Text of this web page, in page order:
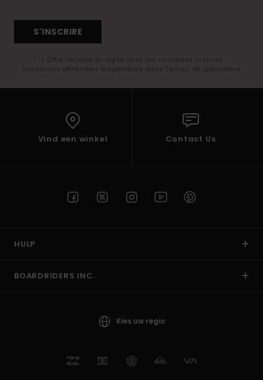
S'INSCRIRE
(*) Offre valable en ligne pour les nouveaux inscrits -
Conditions détaillées disponibles dans l'email de bienvenue
Vind een winkel Contact Us
HULP
BOARDRIDERS INC.
Kies uw regio